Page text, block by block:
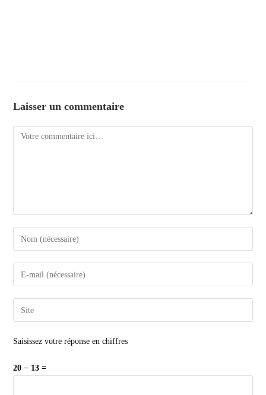
Laisser un commentaire
Saisissez votre réponse en chiffres
20 − 13 =